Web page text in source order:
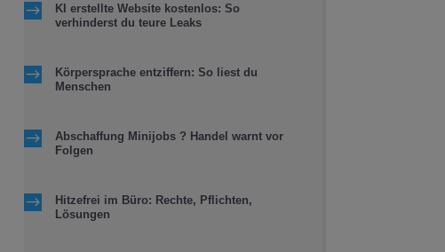
$
KI erstellte Website kostenlos: So
verhinderst du teure Leaks
$
Körpersprache entziffern: So liest du
Menschen
$
Abschaffung Minijobs ? Handel warnt vor
Folgen
$
Hitzefrei im Büro: Rechte, Pflichten,
Lösungen